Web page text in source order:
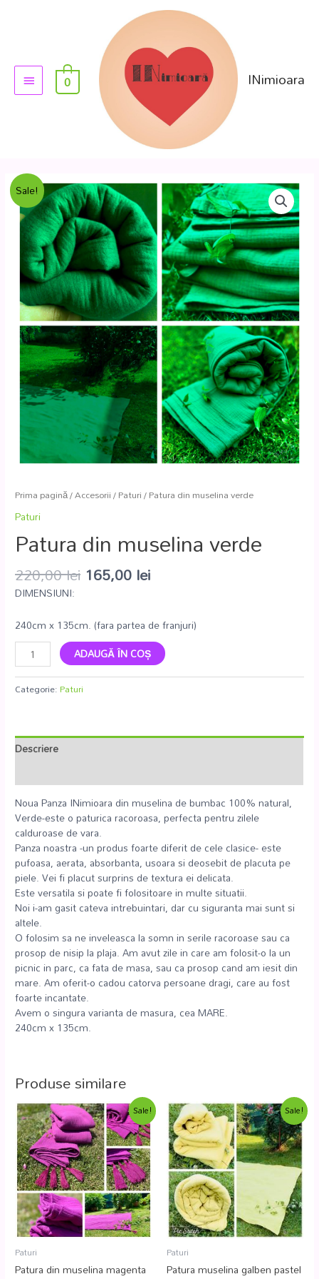
INimioara
0
Sale!
Prima pagină/Accesorii/Paturi/ Patura din muselina verde
Paturi
Patura din muselina verde
220,00lei 165,00 lei
DIMENSIUNI:
240cm x 135cm. (fara partea de franjuri)
ADAUGĂ ÎN COȘ
Categorie:Paturi
Descriere
Noua Panza INimioara din muselina de bumbac 100% natural,
Verde-este o paturica racoroasa, perfecta pentru zilele
calduroase de vara.
Panza noastra -un produs foarte diferit de cele clasice- este
pufoasa, aerata, absorbanta, usoara si deosebit de placuta pe
piele. Vei fi placut surprins de textura ei delicata.
Este versatila si poate fi folositoare in multe situatii.
Noi i-am gasit cateva intrebuintari, dar cu siguranta mai sunt si
altele.
O folosim sa ne inveleasca la somn in serile racoroase sau ca
prosop de nisip la plaja. Am avut zile in care am folosit-o la un
picnic in parc, ca fata de masa, sau ca prosop cand am iesit din
mare. Am oferit-o cadou catorva persoane dragi, care au fost
foarte incantate.
Avem o singura varianta de masura, cea MARE.
240cm x 135cm.
Produse similare
Sale!
Paturi
Patura din muselina magenta
Sale!
Paturi
Patura muselina galben pastel